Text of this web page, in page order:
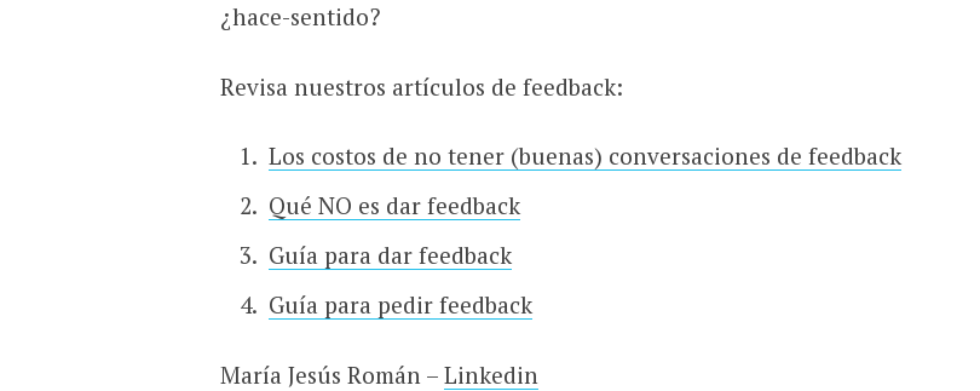
¿hace-sentido?
Revisa nuestros artículos de feedback:
Los costos de no tener (buenas) conversaciones de feedback
Qué NO es dar feedback
Guía para dar feedback
Guía para pedir feedback
María Jesús Román – Linkedin